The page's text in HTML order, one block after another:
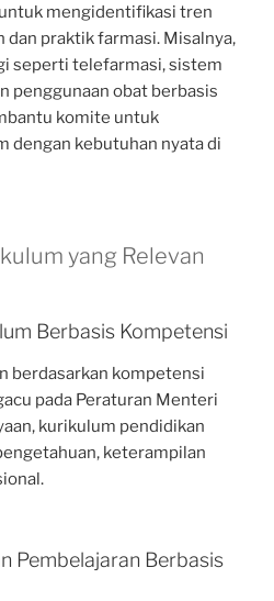
mengidentifikasi tren
praktik farmasi. Misalnya,
seperti telefarmasi, sistem
penggunaan obat berbasis
komite untuk
dengan kebutuhan nyata di
yang Relevan
Berbasis Kompetensi
berdasarkan kompetensi
pada Peraturan Menteri
kurikulum pendidikan
keterampilan
Pembelajaran Berbasis